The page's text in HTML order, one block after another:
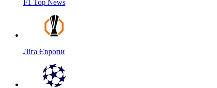
F1 Top News
Ліга Європи